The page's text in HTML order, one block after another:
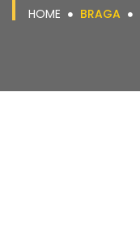
HOME BRAGA